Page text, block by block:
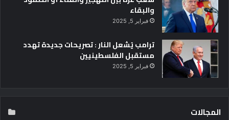
ح
ل
ي
والبقاء
فبراير 5, 2025
ترامب يُشعل النار : تصريحات جديدة تهدد
مستقبل الفلسطينيين
فبراير 5, 2025
المجالات